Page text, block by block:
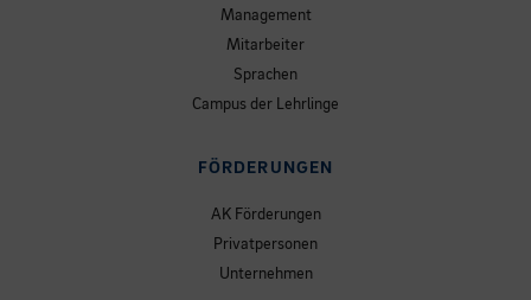
Management
Mitarbeiter
Sprachen
Campus der Lehrlinge
FÖRDERUNGEN
AK Förderungen
Privatpersonen
Unternehmen